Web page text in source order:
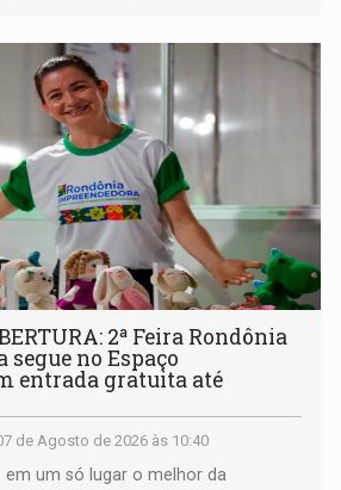
2ª Feira Rondônia
no Espaço
entrada gratuita até
de Agosto de 2026 às 10:40
em um só lugar o melhor da